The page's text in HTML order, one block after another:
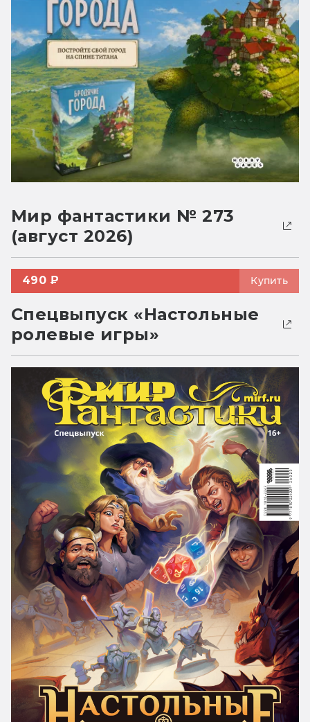
Мир фантастики № 273
(август 2026)
490 ₽ Купить
Спецвыпуск «Настольные
ролевые игры»